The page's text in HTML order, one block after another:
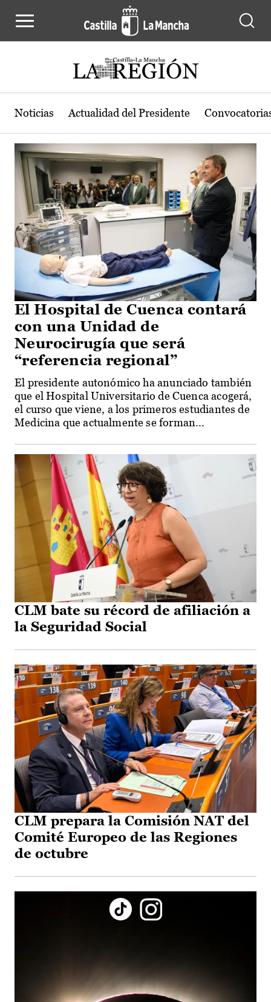
Actualidad de la región de Castilla-
Noticias Actualidad del Presidente
El Hospital de Cuenca contará
con una Unidad de
Neurocirugía que será
“referencia regional”
El presidente autonómico ha anunciado también
que el Hospital Universitario de Cuenca acogerá,
el curso que viene, a los primeros estudiantes de
Medicina que actualmente se forman...
CLM bate su récord de afiliación a
la Seguridad Social
CLM prepara la Comisión NAT del
Comité Europeo de las Regiones
de octubre